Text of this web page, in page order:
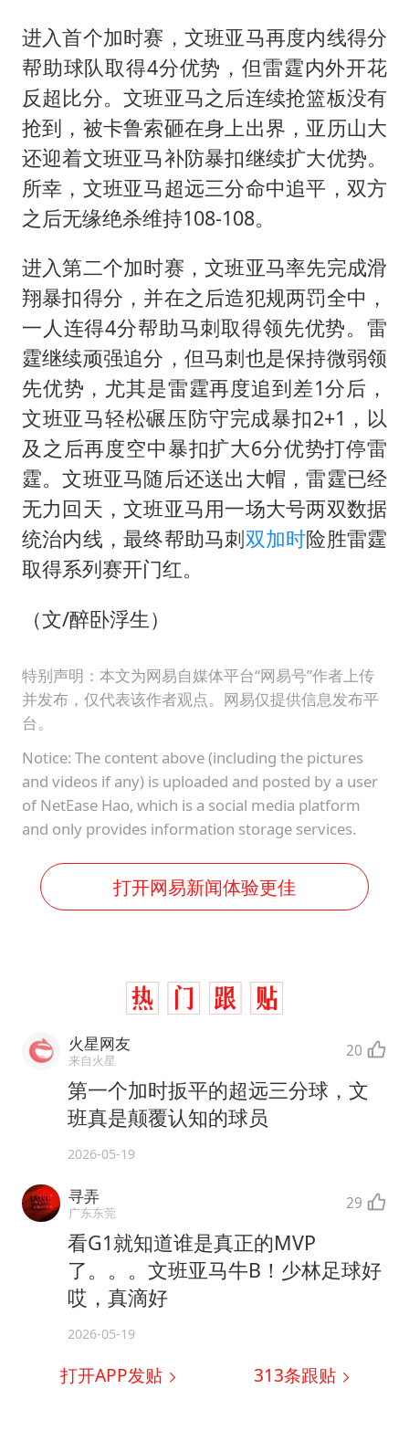
进入首个加时赛，文班亚马再度内线得分
帮助球队取得4分优势，但雷霆内外开花
反超比分。文班亚马之后连续抢篮板没有
抢到，被卡鲁索砸在身上出界，亚历山大
还迎着文班亚马补防暴扣继续扩大优势。
所幸，文班亚马超远三分命中追平，双方
之后无缘绝杀维持108-108。
进入第二个加时赛，文班亚马率先完成滑
翔暴扣得分，并在之后造犯规两罚全中，
一人连得4分帮助马刺取得领先优势。雷
霆继续顽强追分，但马刺也是保持微弱领
先优势，尤其是雷霆再度追到差1分后，
文班亚马轻松碾压防守完成暴扣2+1，以
及之后再度空中暴扣扩大6分优势打停雷
霆。文班亚马随后还送出大帽，雷霆已经
无力回天，文班亚马用一场大号两双数据
统治内线，最终帮助马刺双加时险胜雷霆
取得系列赛开门红。
（文/醉卧浮生）
特别声明：本文为网易自媒体平台“网易号”作者上传
并发布，仅代表该作者观点。网易仅提供信息发布平
台。
Notice: The content above (including the pictures
and videos if any) is uploaded and posted by a user
of NetEase Hao, which is a social media platform
and only provides information storage services.
打开网易新闻体验更佳
火星网友
来自火星 20
第一个加时扳平的超远三分球，文
班真是颠覆认知的球员
2026-05-19
寻弄
广东东莞 29
看G1就知道谁是真正的MVP
了。。。文班亚马牛B！少林足球好
哎，真滴好
2026-05-19
打开APP发贴 313条跟贴